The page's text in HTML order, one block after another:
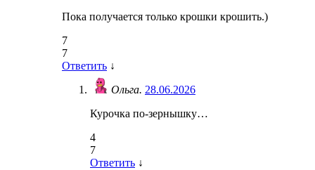
Пока получается только крошки крошить.)
7
7
Ответить ↓
Ольга. 28.06.2026
Курочка по-зернышку…
4
7
Ответить ↓